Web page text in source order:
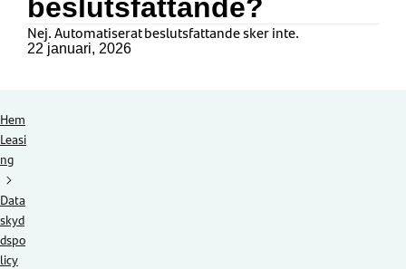
beslutsfattande?
Nej. Automatiserat beslutsfattande sker inte.
22 januari, 2026
Hem
Leasi
ng
Data
skyd
dspo
licy